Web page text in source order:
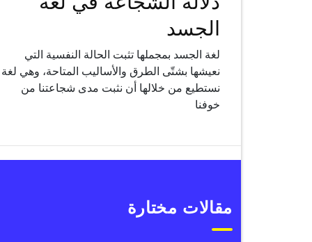
الجسد
لغة الجسد بمجملها تثبت الحالة النفسية التي
نعيشها بشتّى الطرق والأساليب المتاحة، وهي لغة
نستطيع من خلالها أن نثبت مدى شجاعتنا من
خوفنا
مقالات مختارة